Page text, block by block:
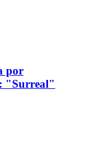
por
"Surreal"